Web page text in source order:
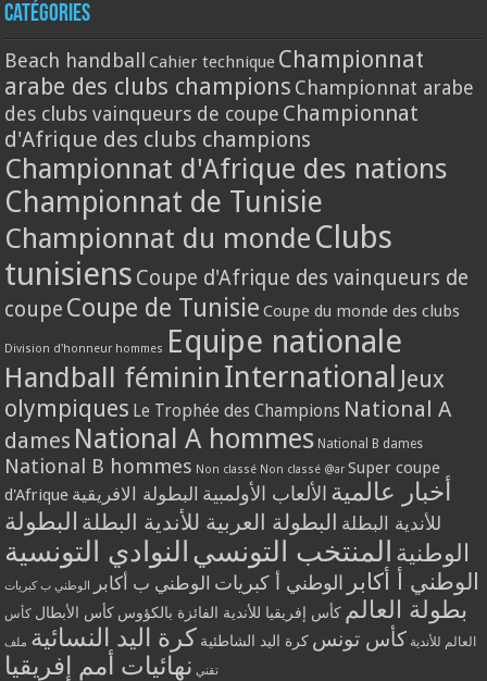
Catégories
Beach handball Cahier technique Championnat
arabe des clubs champions Championnat arabe
des clubs vainqueurs de coupe Championnat
d'Afrique des clubs champions
Championnat d'Afrique des nations
Championnat de Tunisie
Championnat du monde Clubs
tunisiens Coupe d'Afrique des vainqueurs de
coupe Coupe de Tunisie Coupe du monde des clubs
Division d'honneur hommes Equipe nationale
Handball féminin International Jeux
olympiques Le Trophée des Champions National A
dames National A hommes National B dames
National B hommes Non classé Non classé @ar Super coupe
d'Afrique
أخبار عالمية الألعاب الأولمبية البطولة الافريقية
للأندية البطلة البطولة العربية للأندية البطلة البطولة
الوطنية المنتخب التونسي النوادي التونسية
الوطني أ أكابر الوطني أ كبريات الوطني ب أكابر الوطني ب كبريات
بطولة العالم كأس إفريقيا للأندية الفائزة بالكؤوس كأس الأبطال كأس
العالم للأندية كأس تونس كرة اليد الشاطئية كرة اليد النسائية ملف
تقني نهائيات أمم إفريقيا